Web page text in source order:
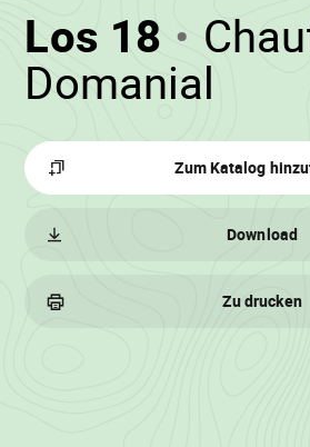
Los 18 (RW/
-
Domanial
Zum Katalog
Download
Zu drucken